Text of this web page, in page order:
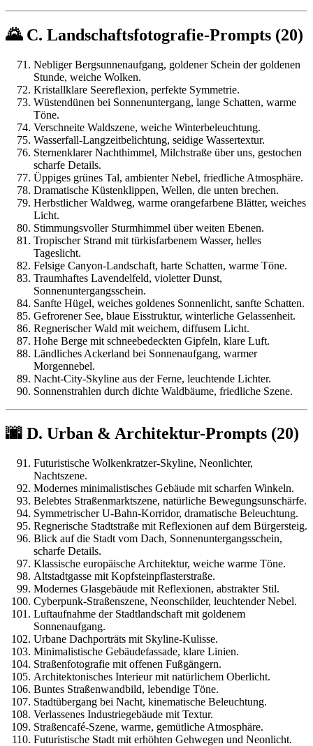
🌄 C. Landschaftsfotografie-Prompts (20)
Nebliger Bergsunnenaufgang, goldener Schein der goldenen
Stunde, weiche Wolken.
Kristallklare Seereflexion, perfekte Symmetrie.
Wüstendünen bei Sonnenuntergang, lange Schatten, warme
Töne.
Verschneite Waldszene, weiche Winterbeleuchtung.
Wasserfall-Langzeitbelichtung, seidige Wassertextur.
Sternenklarer Nachthimmel, Milchstraße über uns, gestochen
scharfe Details.
Üppiges grünes Tal, ambienter Nebel, friedliche Atmosphäre.
Dramatische Küstenklippen, Wellen, die unten brechen.
Herbstlicher Waldweg, warme orangefarbene Blätter, weiches
Licht.
Stimmungsvoller Sturmhimmel über weiten Ebenen.
Tropischer Strand mit türkisfarbenem Wasser, helles
Tageslicht.
Felsige Canyon-Landschaft, harte Schatten, warme Töne.
Traumhaftes Lavendelfeld, violetter Dunst,
Sonnenuntergangsschein.
Sanfte Hügel, weiches goldenes Sonnenlicht, sanfte Schatten.
Gefrorener See, blaue Eisstruktur, winterliche Gelassenheit.
Regnerischer Wald mit weichem, diffusem Licht.
Hohe Berge mit schneebedeckten Gipfeln, klare Luft.
Ländliches Ackerland bei Sonnenaufgang, warmer
Morgennebel.
Nacht-City-Skyline aus der Ferne, leuchtende Lichter.
Sonnenstrahlen durch dichte Waldbäume, friedliche Szene.
🌆 D. Urban & Architektur-Prompts (20)
Futuristische Wolkenkratzer-Skyline, Neonlichter,
Nachtszene.
Modernes minimalistisches Gebäude mit scharfen Winkeln.
Belebtes Straßenmarktszene, natürliche Bewegungsunschärfe.
Symmetrischer U-Bahn-Korridor, dramatische Beleuchtung.
Regnerische Stadtstraße mit Reflexionen auf dem Bürgersteig.
Blick auf die Stadt vom Dach, Sonnenuntergangsschein,
scharfe Details.
Klassische europäische Architektur, weiche warme Töne.
Altstadtgasse mit Kopfsteinpflasterstraße.
Modernes Glasgebäude mit Reflexionen, abstrakter Stil.
Cyberpunk-Straßenszene, Neonschilder, leuchtender Nebel.
Luftaufnahme der Stadtlandschaft mit goldenem
Sonnenaufgang.
Urbane Dachporträts mit Skyline-Kulisse.
Minimalistische Gebäudefassade, klare Linien.
Straßenfotografie mit offenen Fußgängern.
Architektonisches Interieur mit natürlichem Oberlicht.
Buntes Straßenwandbild, lebendige Töne.
Stadtübergang bei Nacht, kinematische Beleuchtung.
Verlassenes Industriegebäude mit Textur.
Straßencafé-Szene, warme, gemütliche Atmosphäre.
Futuristische Stadt mit erhöhten Gehwegen und Neonlicht.